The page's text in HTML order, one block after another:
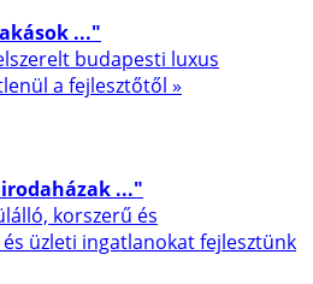
..."
budapesti luxus
a fejlesztőtől »
..."
korszerű és
üzleti ingatlanokat fejlesztünk